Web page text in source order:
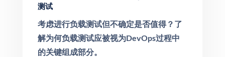
测试
考虑进行负载测试但不确定是否值得？了
解为何负载测试应被视为DevOps过程中
的关键组成部分。